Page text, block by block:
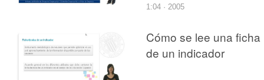
1:04 · 2005
Cómo se lee una ficha
de un indicador